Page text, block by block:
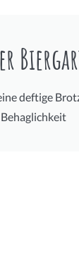
deftige
Behaglichkeit